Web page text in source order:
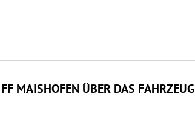
MAISHOFEN ÜBER DAS FAHRZEUG